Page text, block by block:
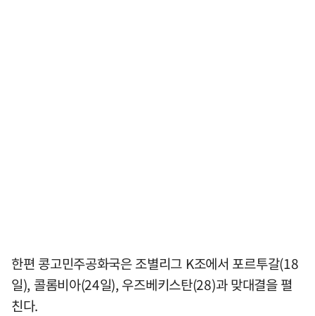
한편 콩고민주공화국은 조별리그 K조에서 포르투갈(18
일), 콜롬비아(24일), 우즈베키스탄(28)과 맞대결을 펼
친다.